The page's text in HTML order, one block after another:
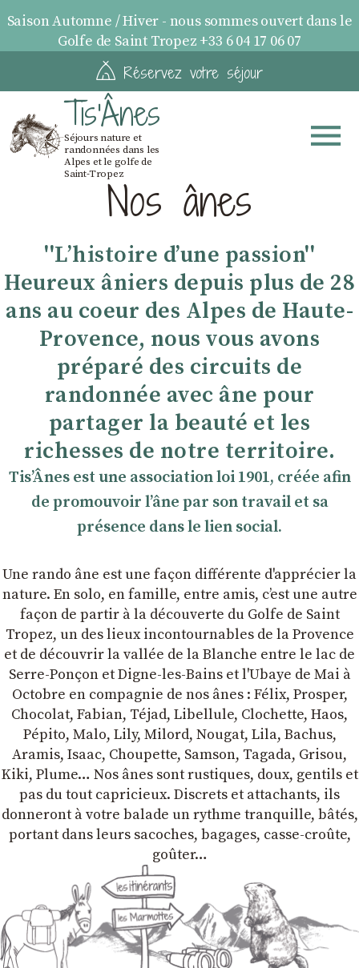
Saison Automne / Hiver - nous sommes ouvert dans le
Golfe de Saint Tropez +33 6 04 17 06 07
Réservez votre séjour
Tis'Ânes
Séjours nature et
randonnées dans les
Alpes et le golfe de
Saint-TropezNos ânes
''Lʼhistoire dʼune passion''
Heureux âniers depuis plus de 28
ans au coeur des Alpes de Haute-
Provence, nous vous avons
préparé des circuits de
randonnée avec âne pour
partager la beauté et les
richesses de notre territoire.
TisʼÂnes est une association loi 1901, créée afin
de promouvoir lʼâne par son travail et sa
présence dans le lien social.
Une rando âne est une façon différente d'apprécier la
nature. En solo, en famille, entre amis, cʼest une autre
façon de partir à la découverte du Golfe de Saint
Tropez, un des lieux incontournables de la Provence
et de découvrir la vallée de la Blanche entre le lac de
Serre-Ponçon et Digne-les-Bains et l'Ubaye de Mai à
Octobre en compagnie de nos ânes : Félix, Prosper,
Chocolat, Fabian, Téjad, Libellule, Clochette, Haos,
Pépito, Malo, Lily, Milord, Nougat, Lila, Bachus,
Aramis, Isaac, Choupette, Samson, Tagada, Grisou,
Kiki, Plume… Nos ânes sont rustiques, doux, gentils et
pas du tout capricieux. Discrets et attachants, ils
donneront à votre balade un rythme tranquille, bâtés,
portant dans leurs sacoches, bagages, casse-croûte,
goûter…